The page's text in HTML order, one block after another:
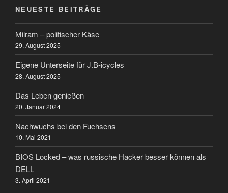
NEUESTE BEITRÄGE
Milram – politischer Käse
29. August 2025
Eigene Unterseite für J.B-icycles
28. August 2025
Das Leben genießen
20. Januar 2024
Nachwuchs bei den Fuchsens
10. Mai 2021
BIOS Locked – was russische Hacker besser können als
DELL
3. April 2021